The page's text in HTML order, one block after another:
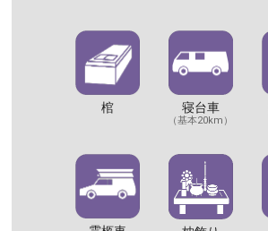
棺 寝台車
（基本20km）